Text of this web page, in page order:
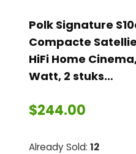
Polk Signature
Compacte
HiFi Home
Watt, 2 stuks…
$244.00
Already Sold:12